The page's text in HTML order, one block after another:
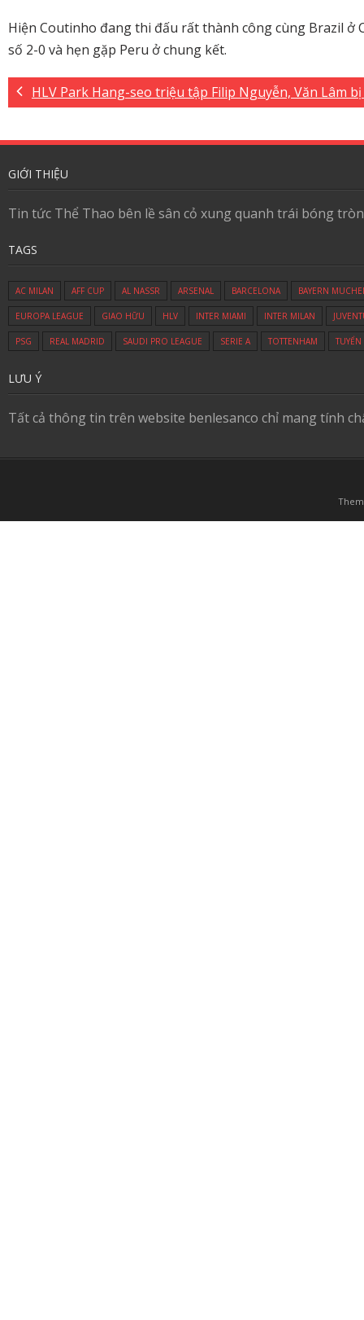
Hiện Coutinho đang thi đấu rất thành công cùng Brazil ở
số 2-0 và hẹn gặp Peru ở chung kết.
HLV Park Hang-seo triệu tập Filip Nguyễn, Văn Lâm bị
GIỚI THIỆU
Tin tức Thể Thao bên lề sân cỏ xung quanh trái bóng
TAGS
AC MILAN AFF CUP AL NASSR ARSENAL BARCELONA BAYERN
EUROPA LEAGUE GIAO HỮU HLV INTER MIAMI INTER MILAN
PSG REAL MADRID SAUDI PRO LEAGUE SERIE A TOTTENHAM
LƯU Ý
Tất cả thông tin trên website benlesanco chỉ mang tính